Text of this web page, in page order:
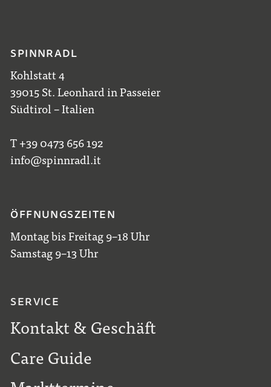
SPINNRADL
Kohlstatt 4
39015 St. Leonhard in Passeier
Südtirol – Italien
T +39 0473 656 192
info@spinnradl.it
ÖFFNUNGSZEITEN
Montag bis Freitag 9–18 Uhr
Samstag 9–13 Uhr
SERVICE
Kontakt & Geschäft
Care Guide